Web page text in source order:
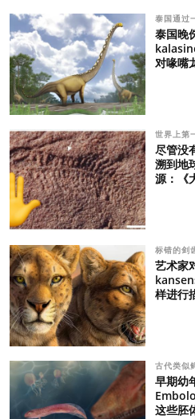
泰国通过
泰国晚
对喙嘴
世界上第
尽管没
溯到地
源：《
标错的剑
艺术家
样进行
古代类似
早期幼
这些胚